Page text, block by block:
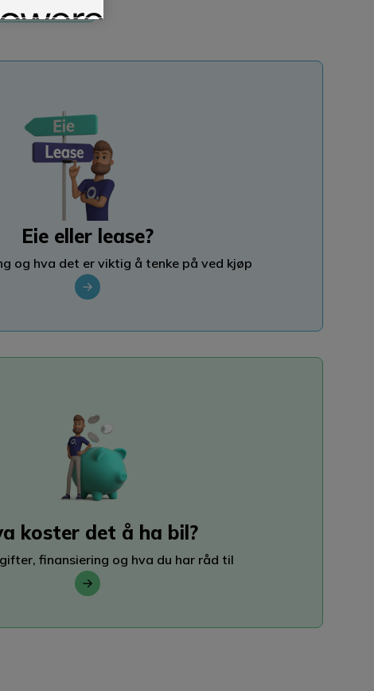
Eie eller lease?
og hva det er viktig å tenke på ved kjøp
koster det å ha bil?
finansiering og hva du har råd til